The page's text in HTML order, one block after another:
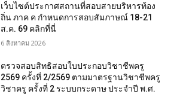
เว็บไซต์ประกาศสถานที่สอบสายบริหารท้อง
ถิ่น ภาค ค กำหนดการสอบสัมภาษณ์ 18-21
ส.ค. 69 คลิกที่นี่
6 สิงหาคม 2026
ตรวจสอบสิทธิสอบใบประกอบวิชาชีพครู
2569 ครั้งที่ 2/2569 ตามมาตรฐานวิชาชีพครู
วิชาครู ครั้งที่ 2 ระบบกระดาษ ประจำปี พ.ศ.